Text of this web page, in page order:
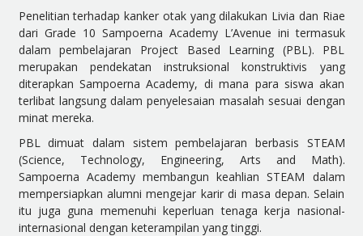
Penelitian terhadap kanker otak yang dilakukan Livia dan Riae
dari Grade 10 Sampoerna Academy L’Avenue ini termasuk
dalam pembelajaran Project Based Learning (PBL). PBL
merupakan pendekatan instruksional konstruktivis yang
diterapkan Sampoerna Academy, di mana para siswa akan
terlibat langsung dalam penyelesaian masalah sesuai dengan
minat mereka.
PBL dimuat dalam sistem pembelajaran berbasis STEAM
(Science, Technology, Engineering, Arts and Math).
Sampoerna Academy membangun keahlian STEAM dalam
mempersiapkan alumni mengejar karir di masa depan. Selain
itu juga guna memenuhi keperluan tenaga kerja nasional-
internasional dengan keterampilan yang tinggi.